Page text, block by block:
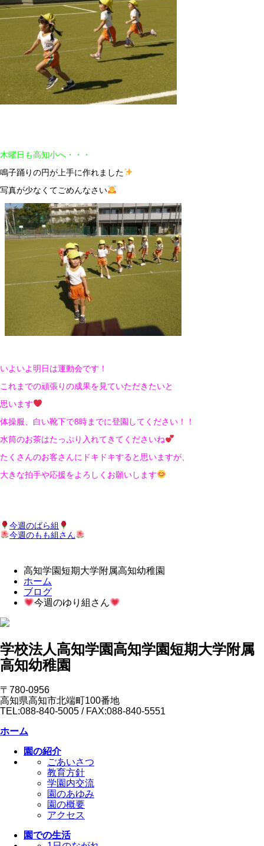
木曜日も高知小へ・・・
鳴子踊りの円が上手に作れました
写真が少なくてごめんなさい
いよいよ明日は運動会です！
これまでの頑張りの成果を見ていただきたいと
思います
体操服、白い靴下で8時までに登園してください！！
水筒のお茶はたっぷり入れてきてくださいね
たくさんのお客さんにドキドキすると思いますが、
大きな拍手や応援をよろしくお願いします
今週のばら組
今週のもも組さん
高知学園短期大学附属高知幼稚園
ホーム
ブログ
今週のゆり組さん
学校法人高知学園高知学園短期大学附属
高知幼稚園
〒780-0956
高知県高知市北端町100番地
TEL:088-840-5005 / FAX:088-840-5551
ホーム
園の紹介
ごあいさつ
教育方針
学園内交流
園のあゆみ
園の概要
アクセス
園での生活